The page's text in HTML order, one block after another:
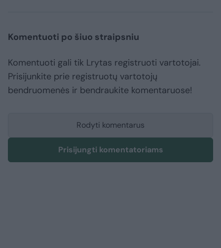
Komentuoti po šiuo straipsniu
Komentuoti gali tik Lrytas registruoti vartotojai.
Prisijunkite prie registruotų vartotojų
bendruomenės ir bendraukite komentaruose!
Rodyti komentarus
Prisijungti komentatoriams